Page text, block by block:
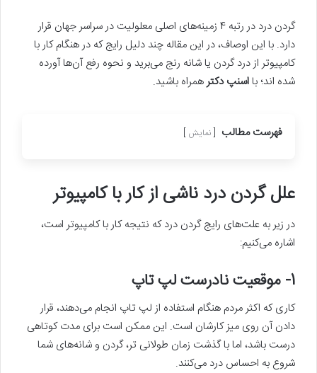
گردن درد در رتبه 4 زمینه‌های اصلی معلولیت در سراسر جهان قرار
دارد. با این اوصاف، در این مقاله چند دلیل رایج که در هنگام کار با
کامپیوتر از درد گردن یا شانه رنج‌ می‌برید و نحوه رفع آن‌ها آورده
شده اند؛ بااسنپ دکترهمراه باشید.
فهرست مطالب نمایش
علل گردن درد ناشی از کار با کامپیوتر
در زیر به علت‌های رایج گردن درد که نتیجه کار با کامپیوتر است،
اشاره‌ می‌کنیم:
1- موقعیت نادرست لپ تاپ
کاری که اکثر مردم هنگام استفاده از لپ تاپ انجام‌ می‌دهند، قرار
دادن آن روی میز کارشان است. این ممکن است برای مدت کوتاهی
درست باشد، اما با گذشت زمان طولانی تر، گردن و شانه‌های شما
شروع به احساس درد ‌می‌کنند.